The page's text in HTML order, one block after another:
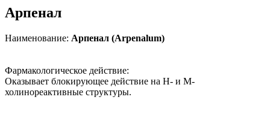
Арпенал
Наименование: Арпенал (Arpenalum)
Фармакологическое действие:
Оказывает блокирующее действие на Н- и М-
холинореактивные структуры.